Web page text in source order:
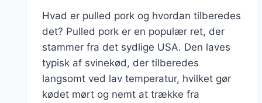
Hvad er pulled pork og hvordan tilberedes
det? Pulled pork er en populær ret, der
stammer fra det sydlige USA. Den laves
typisk af svinekød, der tilberedes
langsomt ved lav temperatur, hvilket gør
kødet mørt og nemt at trække fra